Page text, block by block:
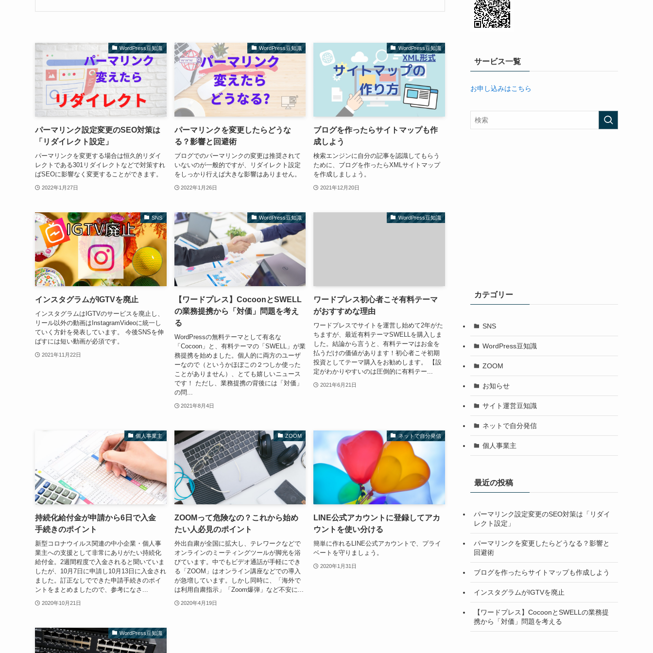
WordPress豆知識
パーマリンク設定変更のSEO対策は
「リダイレクト設定」
パーマリンクを変更する場合は恒久的リダイ
レクトである301リダイレクトなどで対策すれ
ばSEOに影響なく変更することができます。
2022年1月27日
WordPress豆知識
パーマリンクを変更したらどうな
る？影響と回避術
ブログでのパーマリンクの変更は推奨されて
いないのが一般的ですが、リダイレクト設定
をしっかり行えば大きな影響はありません。
2022年1月26日
WordPress豆知識
ブログを作ったらサイトマップも作
成しよう
検索エンジンに自分の記事を認識してもらう
ために、ブログを作ったらXMLサイトマップ
を作成しましょう。
2021年12月20日
SNS
インスタグラムがIGTVを廃止
インスタグラムはIGTVのサービスを廃止し、
リール以外の動画はInstagramVideoに統一し
ていく方針を発表しています。 今後SNSを伸
ばすには短い動画が必須です。
2021年11月22日
WordPress豆知識
【ワードプレス】CocoonとSWELL
の業務提携から「対価」問題を考え
る
WordPressの無料テーマとして有名な
「Cocoon」と、有料テーマの「SWELL」が業
務提携を始めました。個人的に両方のユーザ
ーなので（というかほぼこの２つしか使った
ことがありません）、とても嬉しいニュース
です！ ただし、業務提携の背後には「対価」
の問...
2021年8月4日
WordPress豆知識
ワードプレス初心者こそ有料テーマ
がおすすめな理由
ワードプレスでサイトを運営し始めて2年がた
ちますが、最近有料テーマSWELLを購入しま
した。結論から言うと、有料テーマはお金を
払うだけの価値があります！初心者こそ初期
投資としてテーマ購入をお勧めします。 【設
定がわかりやすいのは圧倒的に有料テー...
2021年6月21日
個人事業主
持続化給付金が申請から6日で入金
手続きのポイント
新型コロナウイルス関連の中小企業・個人事
業主への支援として非常にありがたい持続化
給付金。2週間程度で入金されると聞いていま
したが、10月7日に申請し10月13日に入金され
ました。訂正なしでできた申請手続きのポイ
ントをまとめましたので、参考になさ...
2020年10月21日
ZOOM
ZOOMって危険なの？これから始め
たい人必見のポイント
外出自粛が全国に拡大し、テレワークなどで
オンラインのミーティングツールが脚光を浴
びています。中でもビデオ通話が手軽にでき
る「ZOOM」はオンライン講座などでの導入
が急増しています。しかし同時に、「海外で
は利用自粛指示」「Zoom爆弾」など不安に...
2020年4月19日
ネットで自分発信
LINE公式アカウントに登録してアカ
ウントを使い分ける
簡単に作れるLINE公式アカウントで、プライ
ベートを守りましょう。
2020年1月31日
WordPress豆知識
サービス一覧
お申し込みはこちら
カテゴリー
SNS
WordPress豆知識
ZOOM
お知らせ
サイト運営豆知識
ネットで自分発信
個人事業主
最近の投稿
パーマリンク設定変更のSEO対策は「リダイ
レクト設定」
パーマリンクを変更したらどうなる？影響と
回避術
ブログを作ったらサイトマップも作成しよう
インスタグラムがIGTVを廃止
【ワードプレス】CocoonとSWELLの業務提
携から「対価」問題を考える